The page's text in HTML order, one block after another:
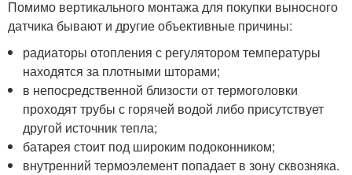
Помимо вертикального монтажа для покупки выносного
датчика бывают и другие объективные причины:
радиаторы отопления с регулятором температуры
находятся за плотными шторами;
в непосредственной близости от термоголовки
проходят трубы с горячей водой либо присутствует
другой источник тепла;
батарея стоит под широким подоконником;
внутренний термоэлемент попадает в зону сквозняка.